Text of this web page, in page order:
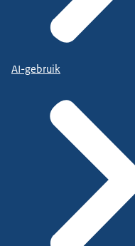
AI-gebruik